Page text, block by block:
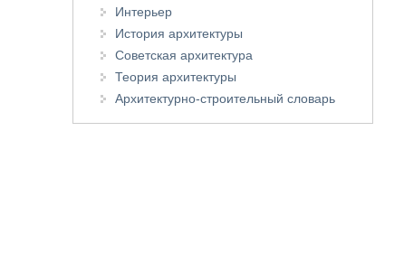
Интерьер
История архитектуры
Советская архитектура
Теория архитектуры
Архитектурно-строительный словарь